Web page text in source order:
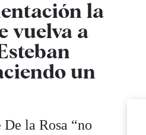
la
vuelva a
un
la Rosa “no